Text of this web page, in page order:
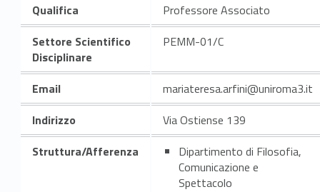
Qualifica
Professore Associato
Settore Scientifico
Disciplinare
PEMM-01/C
Email
mariateresa.arfini@uniroma3.it
Indirizzo
Via Ostiense 139
Struttura/Afferenza
Dipartimento di Filosofia,
Comunicazione e
Spettacolo